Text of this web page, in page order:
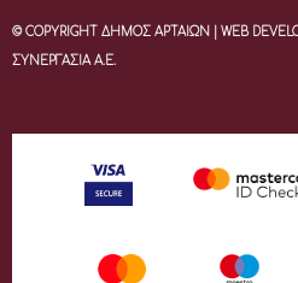
© COPYRIGHT ΔΗΜΟΣ ΑΡΤΑΙΩΝ | WEB
ΣΥΝΕΡΓΑΣΙΑ Α.Ε.